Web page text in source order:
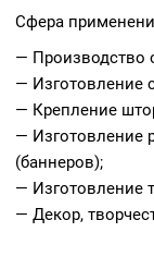
Сфера
— Производство
— Изготовление
— Крепление
— Изготовление
(баннеров);
— Изготовление
— Декор,